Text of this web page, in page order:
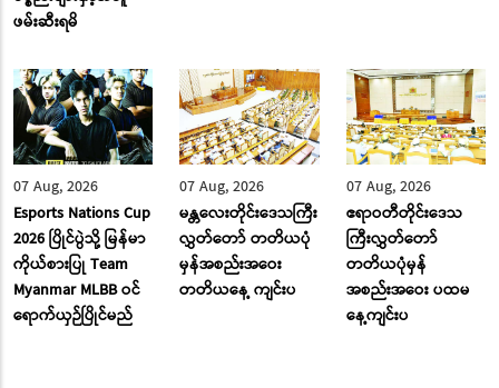
ဖမ်းဆီးရမိ
07 Aug, 2026
Esports Nations Cup
2026 ပြိုင်ပွဲသို့ မြန်မာ
ကိုယ်စားပြု Team
Myanmar MLBB ဝင်
ရောက်ယှဉ်ပြိုင်မည်
07 Aug, 2026
မန္တလေးတိုင်းဒေသကြီး
လွှတ်တော် တတိယပုံ
မှန်အစည်းအဝေး
တတိယနေ့ ကျင်းပ
07 Aug, 2026
ဧရာဝတီတိုင်းဒေသ
ကြီးလွှတ်တော်
တတိယပုံမှန်
အစည်းအဝေး ပထမ
နေ့ကျင်းပ